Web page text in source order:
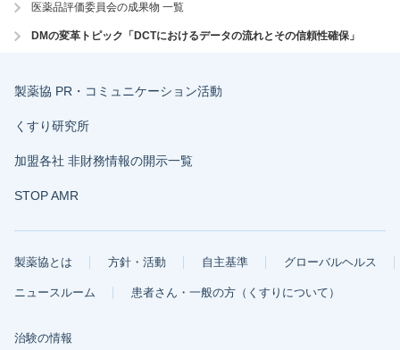
医薬品評価委員会の成果物 一覧
DMの変革トピック「DCTにおけるデータの流れとその信頼性確保」
製薬協 PR・コミュニケーション活動
くすり研究所
加盟各社 非財務情報の開示一覧
STOP AMR
製薬協とは 方針・活動 自主基準 グローバルヘルス
ニュースルーム 患者さん・一般の方（くすりについて）
治験の情報